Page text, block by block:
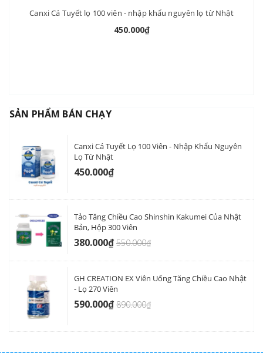
Canxi Cá Tuyết lọ 100 viên - nhập khẩu nguyên lọ từ Nhật
450.000₫
SẢN PHẨM BÁN CHẠY
Canxi Cá Tuyết Lọ 100 Viên - Nhập Khẩu Nguyên
Lọ Từ Nhật
450.000₫
Tảo Tăng Chiều Cao Shinshin Kakumei Của Nhật
Bản, Hộp 300 Viên
380.000₫ 550.000₫
GH CREATION EX Viên Uống Tăng Chiều Cao Nhật
- Lọ 270 Viên
590.000₫ 890.000₫